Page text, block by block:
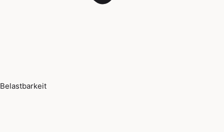
Belastbarkeit